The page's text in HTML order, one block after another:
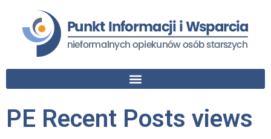
PE Recent Posts views